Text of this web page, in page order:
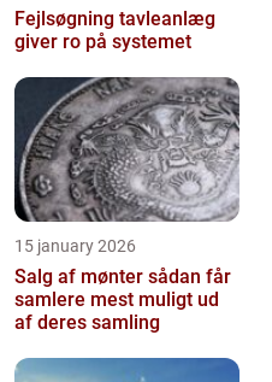
Fejlsøgning tavleanlæg
giver ro på systemet
15 january 2026
Salg af mønter sådan får
samlere mest muligt ud
af deres samling